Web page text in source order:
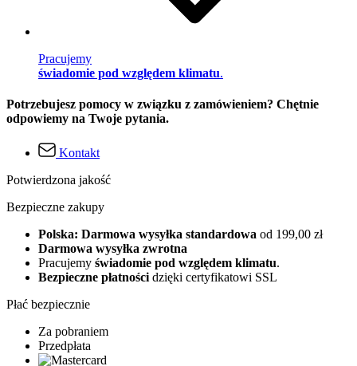
Pracujemy
świadomie pod względem klimatu.
Potrzebujesz pomocy w związku z zamówieniem? Chętnie
odpowiemy na Twoje pytania.
Kontakt
Potwierdzona jakość
Bezpieczne zakupy
Polska: Darmowa wysyłka standardowa od 199,00 zł
Darmowa wysyłka zwrotna
Pracujemy świadomie pod względem klimatu.
Bezpieczne płatnościdzięki certyfikatowi SSL
Płać bezpiecznie
Za pobraniem
Przedpłata